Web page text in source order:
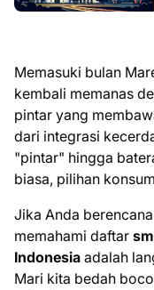
Memasuki bulan
kembali memanas
pintar yang
dari integrasi
"pintar" hingga
biasa, pilihan
Jika Anda
memahami daftar
Indonesia adalah
Mari kita bedah